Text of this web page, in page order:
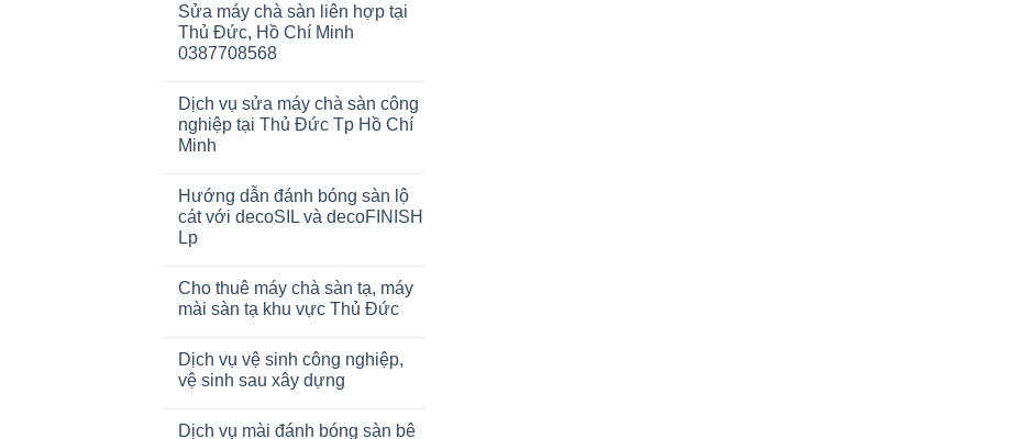
Sửa máy chà sàn liên hợp tại
Thủ Đức, Hồ Chí Minh
0387708568
Dịch vụ sửa máy chà sàn công
nghiệp tại Thủ Đức Tp Hồ Chí
Minh
Hướng dẫn đánh bóng sàn lộ
cát với decoSIL và decoFINISH
Lp
Cho thuê máy chà sàn tạ, máy
mài sàn tạ khu vực Thủ Đức
Dịch vụ vệ sinh công nghiệp,
vệ sinh sau xây dựng
Dịch vụ mài đánh bóng sàn bê